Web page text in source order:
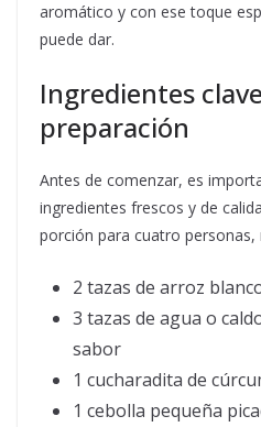
aromático y con ese toque
puede dar.
Ingredientes
preparación
Antes de comenzar, es
ingredientes frescos y de
porción para cuatro personas,
2 tazas de arroz
3 tazas de agua o
sabor
1 cucharadita de
1 cebolla pequeña